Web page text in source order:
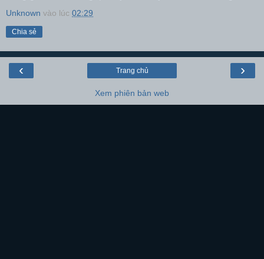
Unknown vào lúc 02:29
Chia sẻ
‹ ›
Trang chủ
Xem phiên bản web